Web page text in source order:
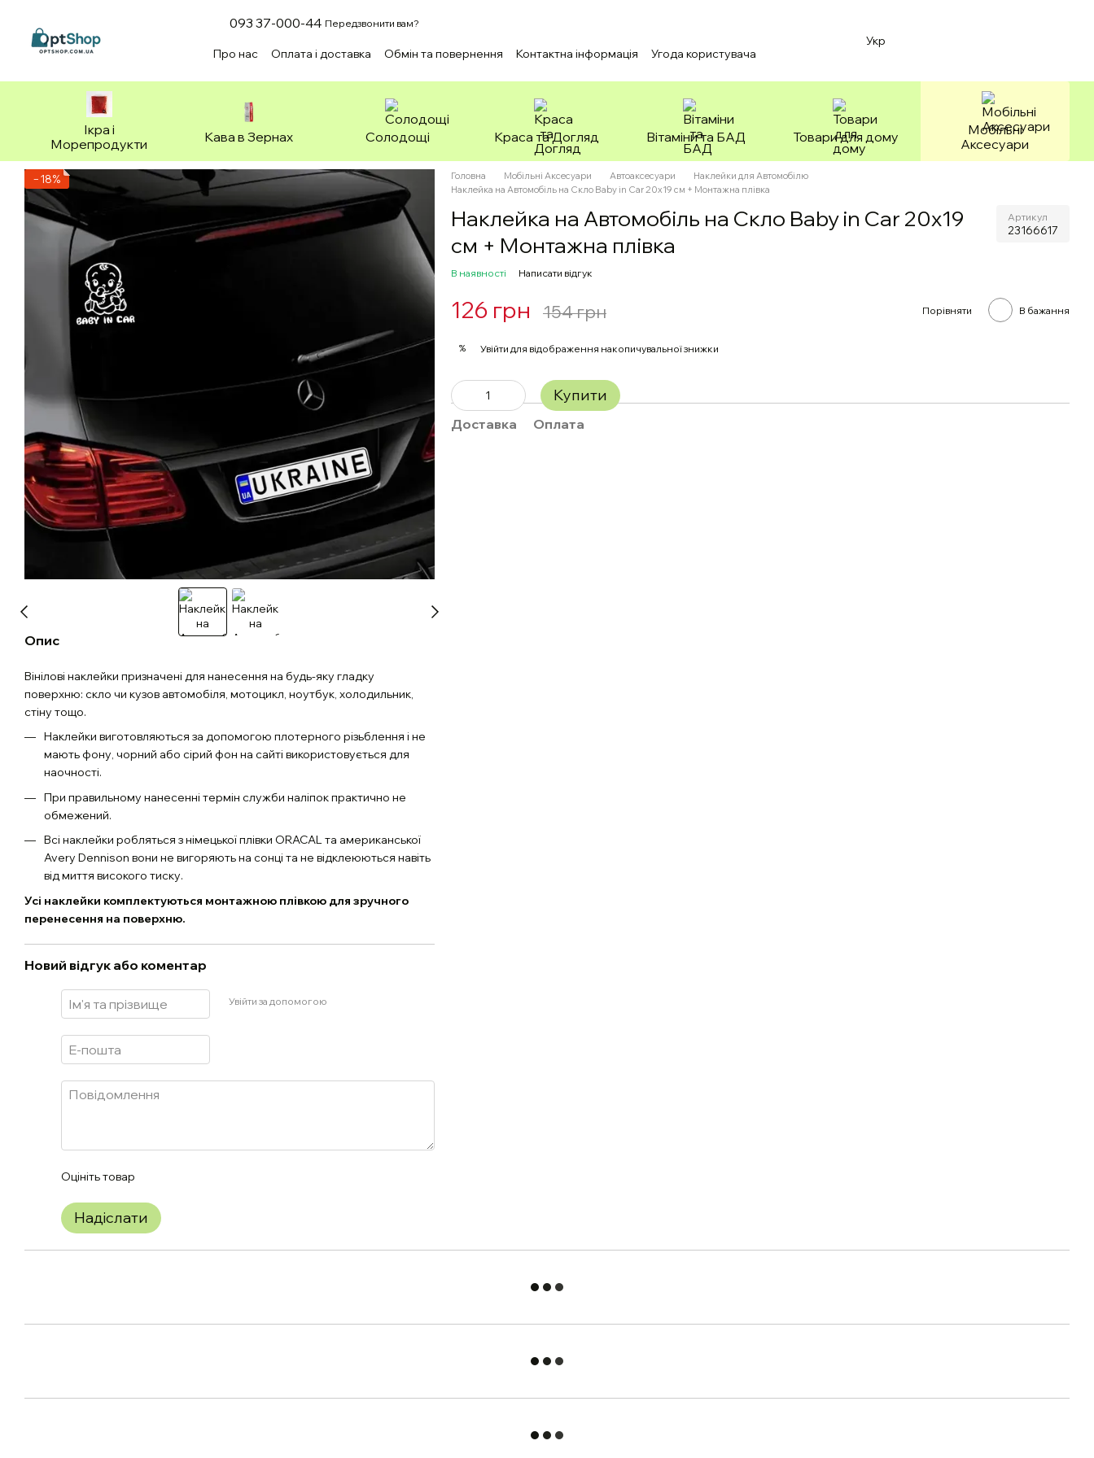
093 37-000-44 Передзвонити вам?
Про нас Оплата і доставка Обмін та повернення Контактна інформація
Угода користувача
Укр
Ікра і
Морепродукти
Кава в Зернах Солодощі Краса та Догляд Вітаміни та БАД Товари для дому
Мобільні
Аксесуари
−18%
Опис
Вінілові наклейки призначені для нанесення на будь-яку гладку
поверхню: скло чи кузов автомобіля, мотоцикл, ноутбук, холодильник,
стіну тощо.
Наклейки виготовляються за допомогою плотерного різьблення і не
мають фону, чорний або сірий фон на сайті використовується для
наочності.
При правильному нанесенні термін служби наліпок практично не
обмежений.
Всі наклейки робляться з німецької плівки ORACAL та американської
Avery Dennison вони не вигоряють на сонці та не відклеюються навіть
від миття високого тиску.
Усі наклейки комплектуються монтажною плівкою для зручного
перенесення на поверхню.
Новий відгук або коментар
Увійти за допомогою
Оцініть товар
Надіслати
Головна Мобільні Аксесуари Автоаксесуари
Наклейки для Автомобілю
Наклейка на Автомобіль на Скло Вaby in Car 20х19 см + Монтажна плівка
Наклейка на Автомобіль на Скло Вaby in Car 20х19
см + Монтажна плівка
Артикул
23166617
В наявності Написати відгук
126 грн 154 грн Порівняти В бажання
% Увійти для відображення накопичувальної знижки
Купити
Доставка Оплата